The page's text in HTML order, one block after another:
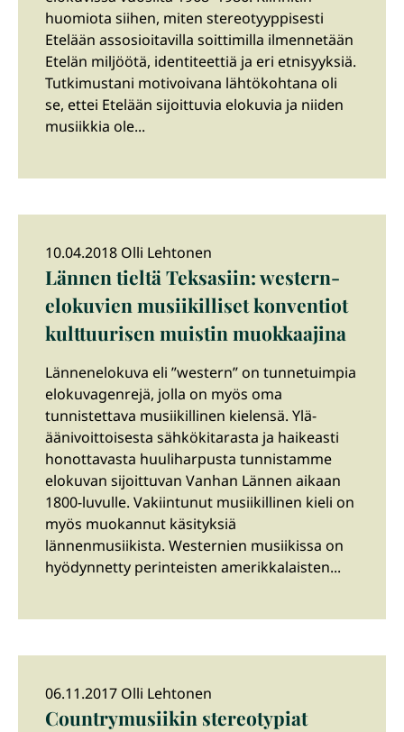
huomiota siihen, miten stereotyyppisesti
Etelään assosioitavilla soittimilla ilmennetään
Etelän miljöötä, identiteettiä ja eri etnisyyksiä.
Tutkimustani motivoivana lähtökohtana oli
se, ettei Etelään sijoittuvia elokuvia ja niiden
musiikkia ole...
10.04.2018 Olli Lehtonen
Lännen tieltä Teksasiin: western-
elokuvien musiikilliset konventiot
kulttuurisen muistin muokkaajina
Lännenelokuva eli ”western” on tunnetuimpia
elokuvagenrejä, jolla on myös oma
tunnistettava musiikillinen kielensä. Ylä-
äänivoittoisesta sähkökitarasta ja haikeasti
honottavasta huuliharpusta tunnistamme
elokuvan sijoittuvan Vanhan Lännen aikaan
1800-luvulle. Vakiintunut musiikillinen kieli on
myös muokannut käsityksiä
lännenmusiikista. Westernien musiikissa on
hyödynnetty perinteisten amerikkalaisten...
06.11.2017 Olli Lehtonen
Countrymusiikin stereotypiat